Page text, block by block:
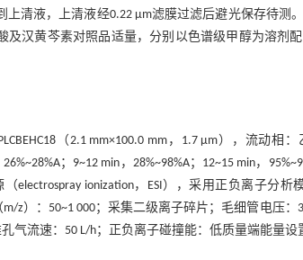
上清液，上清液经0.22 μm滤膜过滤后避光保存待
汉黄芩素对照品适量，分别以色谱级甲醇为溶剂
（2.1 mm×100.0 mm，1.7 μm），流动
；9~12 min，28%~98%A；12~15 min，
ionization，ESI），采用正负离子分析
m/z）：50~1 000；采集二级离子碎片；毛细管电压
气流速：50 L/h；正负离子碰撞能：低质量端能量设